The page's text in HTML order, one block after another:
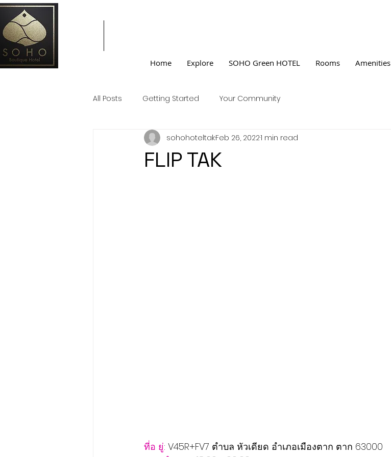
Home Explore SOHO Green HOTEL Rooms Amenities
All Posts Getting Started Your Community
FLIP TAK
sohohoteltakFeb 26, 20221 min read
ที่อ ยู่: V45R+FV7 ตำบล หัวเดียด อำเภอเมืองตาก ตาก 63000